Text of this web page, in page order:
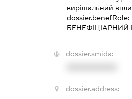
вирішальний
dossier.benefRole:
БЕНЕФІЦІАРНИЙ
dossier.smida:
dossier.address: